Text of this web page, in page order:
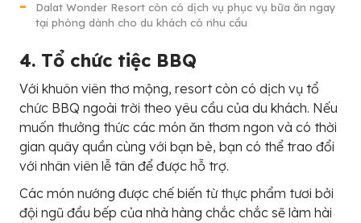
Dalat Wonder Resort còn có dịch vụ phục vụ bữa ăn ngay
tại phòng dành cho du khách có nhu cầu
4. Tổ chức tiệc BBQ
Với khuôn viên thơ mộng, resort còn có dịch vụ tổ
chức BBQ ngoài trời theo yêu cầu của du khách. Nếu
muốn thưởng thức các món ăn thơm ngon và có thời
gian quây quần cùng với bạn bè, bạn có thể trao đổi
với nhân viên lễ tân để được hỗ trợ.
Các món nướng được chế biến từ thực phẩm tươi bởi
đội ngũ đầu bếp của nhà hàng chắc chắc sẽ làm hài